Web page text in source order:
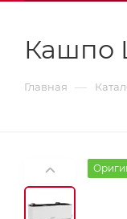
Кашпо
Главная —